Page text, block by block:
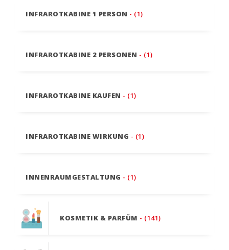
INFRAROTKABINE 1 PERSON - (1)
INFRAROTKABINE 2 PERSONEN - (1)
INFRAROTKABINE KAUFEN - (1)
INFRAROTKABINE WIRKUNG - (1)
INNENRAUMGESTALTUNG - (1)
KOSMETIK & PARFÜM - (141)